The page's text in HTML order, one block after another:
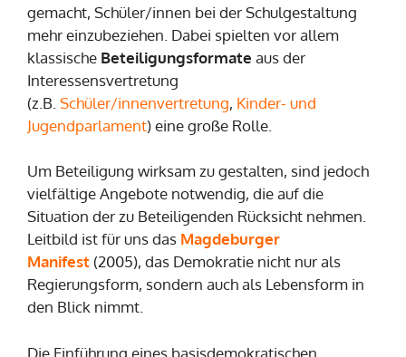
gemacht, Schüler/innen bei der Schulgestaltung
mehr einzubeziehen. Dabei spielten vor allem
klassische Beteiligungsformate aus der
Interessensvertretung
(z.B. Schüler/innenvertretung, Kinder- und
Jugendparlament) eine große Rolle.
Um Beteiligung wirksam zu gestalten, sind jedoch
vielfältige Angebote notwendig, die auf die
Situation der zu Beteiligenden Rücksicht nehmen.
Leitbild ist für uns das Magdeburger
Manifest(2005), das Demokratie nicht nur als
Regierungsform, sondern auch als Lebensform in
den Blick nimmt.
Die Einführung eines basisdemokratischen